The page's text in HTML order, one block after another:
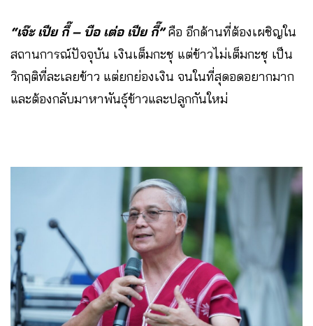
“เจ๊ะ เปีย กึ๊ – บือ เต่อ เปีย กึ๊”คือ อีกด้านที่ต้องเผชิญใน
สถานการณ์ปัจจุบัน เงินเต็มกะชุ แต่ข้าวไม่เต็มกะชุ เป็น
วิกฤติที่ละเลยข้าว แต่ยกย่องเงิน จนในที่สุดอดอยากมาก
และต้องกลับมาหาพันธุ์ข้าวและปลูกกันใหม่